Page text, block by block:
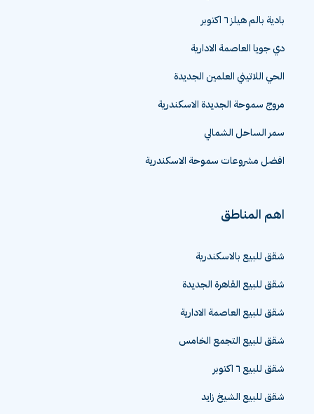
بادية بالم هيلز ٦ اكتوبر
دي جويا العاصمة الادارية
الحي اللاتيني العلمين الجديدة
مروج سموحة الجديدة الاسكندرية
سمر الساحل الشمالي
افضل مشروعات سموحة الاسكندرية
اهم المناطق
شقق للبيع بالاسكندرية
شقق للبيع القاهرة الجديدة
شقق للبيع العاصمة الادارية
شقق للبيع التجمع الخامس
شقق للبيع ٦ اكتوبر
شقق للبيع الشيخ زايد